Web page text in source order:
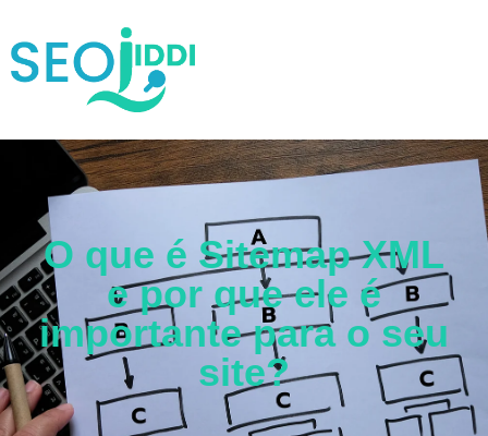
O que é Sitemap XML
e por que ele é
importante para o seu
site?